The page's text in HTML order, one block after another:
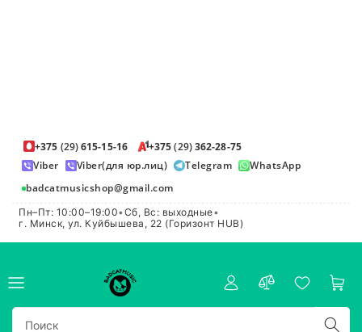
+375 (29)615-15-16 +375(29)362-28-75
Viber
Viber(для юр.лиц) Telegram
WhatsApp
badcatmusicshop@gmail.com
Пн–Пт: 10:00–19:00•Сб, Вс: выходные•
г. Минск, ул. Куйбышева, 22 (Горизонт HUB)